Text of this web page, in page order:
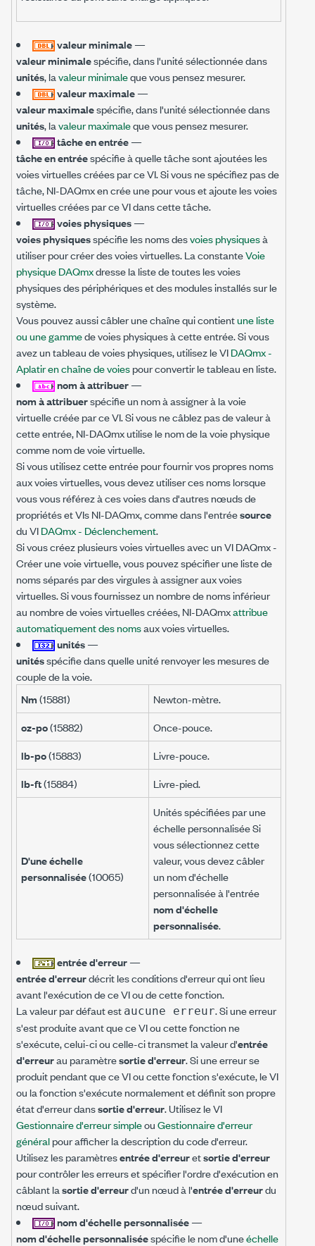
valeur minimale—
valeur minimalespécifie, dans l'unité sélectionnée dans
unités, lavaleur minimaleque vous pensez mesurer.
valeur maximale—
valeur maximalespécifie, dans l'unité sélectionnée dans
unités, lavaleur maximaleque vous pensez mesurer.
tâche en entrée—
tâche en entréespécifie à quelle tâche sont ajoutées les
voies virtuelles créées par ce VI. Si vous ne spécifiez pas de
tâche, NI-DAQmx en crée une pour vous et ajoute les voies
virtuelles créées par ce VI dans cette tâche.
voies physiques—
voies physiquesspécifie les noms desvoies physiquesà
utiliser pour créer des voies virtuelles. La constanteVoie
physique DAQmxdresse la liste de toutes les voies
physiques des périphériques et des modules installés sur le
système.
Vous pouvez aussi câbler une chaîne qui contientune liste
ou une gammede voies physiques à cette entrée. Si vous
avez un tableau de voies physiques, utilisez le VIDAQmx -
Aplatir en chaîne de voiespour convertir le tableau en liste.
nom à attribuer—
nom à attribuerspécifie un nom à assigner à la voie
virtuelle créée par ce VI. Si vous ne câblez pas de valeur à
cette entrée, NI-DAQmx utilise le nom de la voie physique
comme nom de voie virtuelle.
Si vous utilisez cette entrée pour fournir vos propres noms
aux voies virtuelles, vous devez utiliser ces noms lorsque
vous vous référez à ces voies dans d'autres nœuds de
propriétés et VIs NI-DAQmx, comme dans l'entréesource
du VIDAQmx - Déclenchement.
Si vous créez plusieurs voies virtuelles avec un VI DAQmx -
Créer une voie virtuelle, vous pouvez spécifier une liste de
noms séparés par des virgules à assigner aux voies
virtuelles. Si vous fournissez un nombre de noms inférieur
au nombre de voies virtuelles créées, NI-DAQmxattribue
automatiquement des nomsaux voies virtuelles.
unités—
unitésspécifie dans quelle unité renvoyer les mesures de
couple de la voie.
Nm(15881)
Newton-mètre.
oz-po(15882)
Once-pouce.
lb-po(15883)
Livre-pouce.
lb-ft(15884) Livre-pied.
D'une échelle
personnalisée(10065)
Unités spécifiées par une
échelle personnalisée Si
vous sélectionnez cette
valeur, vous devez câbler
un nom d'échelle
personnalisée à l'entrée
nom d'échelle
personnalisée.
entrée d'erreur—
entrée d'erreurdécrit les conditions d'erreur qui ont lieu
avant l'exécution de ce VI ou de cette fonction.
La valeur par défaut est aucune erreur. Si une erreur
s'est produite avant que ce VI ou cette fonction ne
s'exécute, celui-ci ou celle-ci transmet la valeur d'entrée
d'erreurau paramètresortie d'erreur. Si une erreur se
produit pendant que ce VI ou cette fonction s'exécute, le VI
ou la fonction s'exécute normalement et définit son propre
état d'erreur danssortie d'erreur. Utilisez le VI
Gestionnaire d'erreur simpleouGestionnaire d'erreur
généralpour afficher la description du code d'erreur.
Utilisez les paramètresentrée d'erreuretsortie d'erreur
pour contrôler les erreurs et spécifier l'ordre d'exécution en
câblant lasortie d'erreurd'un nœud à l'entrée d'erreurdu
nœud suivant.
nom d'échelle personnalisée—
nom d'échelle personnaliséespécifie le nom d'uneéchelle